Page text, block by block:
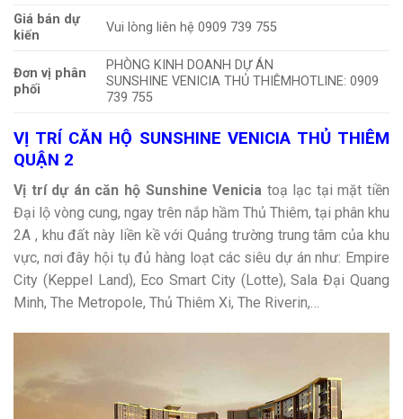
Giá bán dự
kiến
Vui lòng liên hệ 0909 739 755
Đơn vị phân
phối
PHÒNG KINH DOANH DỰ ÁN
SUNSHINE VENICIA THỦ THIÊMHOTLINE: 0909
739 755
VỊ TRÍ CĂN HỘ SUNSHINE VENICIA THỦ THIÊM
QUẬN 2
Vị trí dự án căn hộ Sunshine Venicia toạ lạc tại mặt tiền
Đại lộ vòng cung, ngay trên nắp hầm Thủ Thiêm, tại phân khu
2A , khu đất này liền kề với Quảng trường trung tâm của khu
vực, nơi đây hội tụ đủ hàng loạt các siêu dự án như: Empire
City (Keppel Land), Eco Smart City (Lotte), Sala Đại Quang
Minh, The Metropole, Thủ Thiêm Xi, The Riverin,…